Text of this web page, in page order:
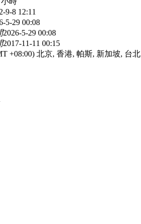
9-8 12:11
5-29 00:08
2026-5-29 00:08
2017-11-11 00:15
+08:00) 北京, 香港, 帕斯, 新加坡, 台北